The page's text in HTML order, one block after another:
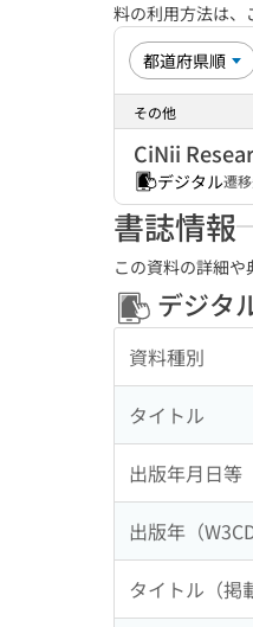
料の利用方法は、
その他
CiNii
デジタル遷
書誌情報
この資料の詳細や
デジタ
資料種別
タイトル
出版年月日等
出版年（
タイトル（掲